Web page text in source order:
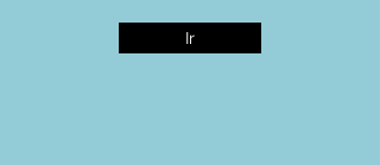
Ir